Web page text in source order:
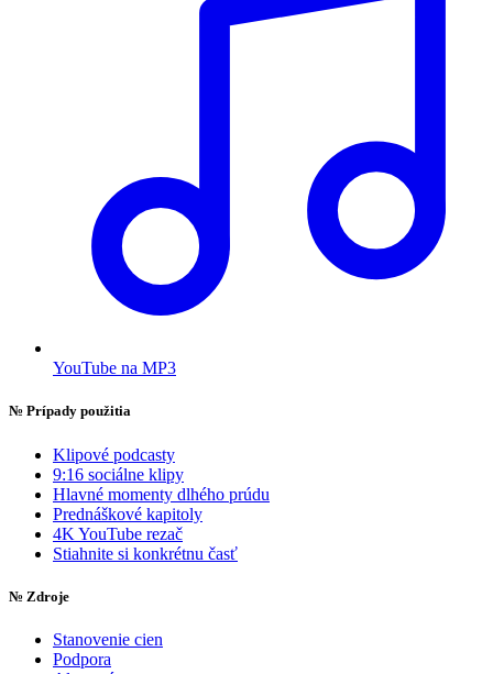
YouTube na MP3
№ Prípady použitia
Klipové podcasty
9:16 sociálne klipy
Hlavné momenty dlhého prúdu
Prednáškové kapitoly
4K YouTube rezač
Stiahnite si konkrétnu časť
№ Zdroje
Stanovenie cien
Podpora